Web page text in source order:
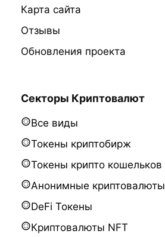
Карта сайта
Отзывы
Обновления проекта
Секторы Криптовалют
Все виды
Токены криптобирж
Токены крипто кошельков
Анонимные криптовалюты
DeFi Токены
Криптовалюты NFT